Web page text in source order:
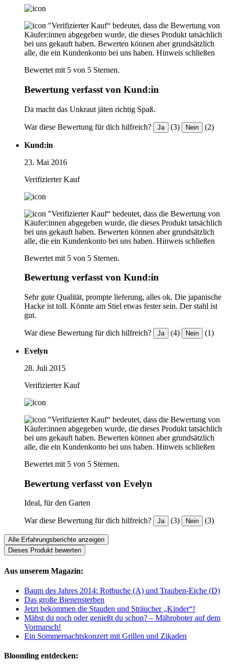
"Verifizierter Kauf“ bedeutet, dass die Bewertung von
Käufer:innen abgegeben wurde, die dieses Produkt tatsächlich
bei uns gekauft haben. Bewerten können aber grundsätzlich
alle, die ein Kundenkonto bei uns haben. Hinweis schließen
Bewertet mit 5 von 5 Sternen.
Bewertung verfasst von Kund:in
Da macht das Unkraut jäten richtig Spaß.
War diese Bewertung für dich hilfreich? Ja (3) Nein (2)
Kund:in
23. Mai 2016
Verifizierter Kauf
"Verifizierter Kauf“ bedeutet, dass die Bewertung von
Käufer:innen abgegeben wurde, die dieses Produkt tatsächlich
bei uns gekauft haben. Bewerten können aber grundsätzlich
alle, die ein Kundenkonto bei uns haben. Hinweis schließen
Bewertet mit 5 von 5 Sternen.
Bewertung verfasst von Kund:in
Sehr gute Qualität, prompte lieferung, alles ok. Die japanische
Hacke ist toll. Könnte am Stiel etwas fester sein. Der stahl ist
gut.
War diese Bewertung für dich hilfreich? Ja (4) Nein (1)
Evelyn
28. Juli 2015
Verifizierter Kauf
"Verifizierter Kauf“ bedeutet, dass die Bewertung von
Käufer:innen abgegeben wurde, die dieses Produkt tatsächlich
bei uns gekauft haben. Bewerten können aber grundsätzlich
alle, die ein Kundenkonto bei uns haben. Hinweis schließen
Bewertet mit 5 von 5 Sternen.
Bewertung verfasst von Evelyn
Ideal, für den Garten
War diese Bewertung für dich hilfreich? Ja (3) Nein (3)
Alle Erfahrungsberichte anzeigen
Dieses Produkt bewerten
Aus unserem Magazin:
Baum des Jahres 2014: Rotbuche (A) und Trauben-Eiche (D)
Das große Bienensterben
Jetzt bekommen die Stauden und Sträucher „Kinder“!
Mähst du noch oder genießt du schon? – Mähroboter auf dem
Vormarsch!
Ein Sommernachtskonzert mit Grillen und Zikaden
Bloomling entdecken: